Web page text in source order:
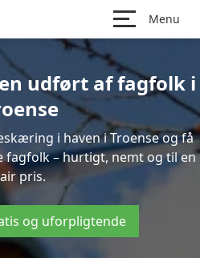
Menu
udført af fagfolk i
i haven i Troense og få
– hurtigt, nemt og til en
pris.
og uforpligtende